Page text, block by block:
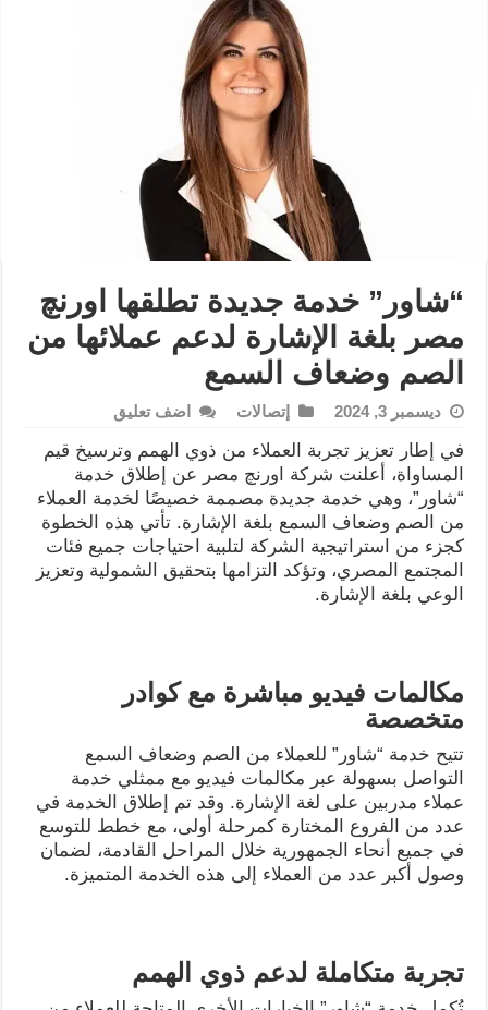
“شاور” خدمة جديدة تطلقها اورنچ
مصر بلغة الإشارة لدعم عملائها من
الصم وضعاف السمع
ديسمبر 3, 2024 إتصالات اضف تعليق
في إطار تعزيز تجربة العملاء من ذوي الهمم وترسيخ قيم
المساواة، أعلنت شركة اورنچ مصر عن إطلاق خدمة
“شاور”، وهي خدمة جديدة مصممة خصيصًا لخدمة العملاء
من الصم وضعاف السمع بلغة الإشارة. تأتي هذه الخطوة
كجزء من استراتيجية الشركة لتلبية احتياجات جميع فئات
المجتمع المصري، وتؤكد التزامها بتحقيق الشمولية وتعزيز
الوعي بلغة الإشارة.
مكالمات فيديو مباشرة مع كوادر
متخصصة
تتيح خدمة “شاور” للعملاء من الصم وضعاف السمع
التواصل بسهولة عبر مكالمات فيديو مع ممثلي خدمة
عملاء مدربين على لغة الإشارة. وقد تم إطلاق الخدمة في
عدد من الفروع المختارة كمرحلة أولى، مع خطط للتوسع
في جميع أنحاء الجمهورية خلال المراحل القادمة، لضمان
وصول أكبر عدد من العملاء إلى هذه الخدمة المتميزة.
تجربة متكاملة لدعم ذوي الهمم